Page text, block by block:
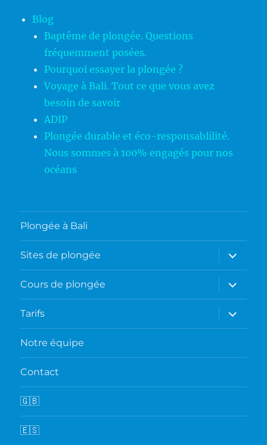
Blog
Baptême de plongée. Questions
fréquemment posées.
Pourquoi essayer la plongée ?
Voyage à Bali. Tout ce que vous avez
besoin de savoir
ADIP
Plongée durable et éco-responsablilité.
Nous sommes à 100% engagés pour nos
océans
Plongée à Bali
Sites de plongée
ouvrir
le
sous-
menu
Cours de plongée
ouvrir
le
sous-
menu
Tarifs
ouvrir
le
sous-
Notre équipe
Contact
🇬🇧
🇪🇸